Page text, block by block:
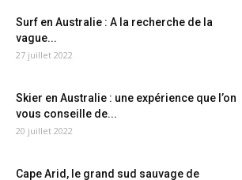
Surf en Australie : A la recherche de la
vague...
27 juillet 2022
Skier en Australie : une expérience que l’on
vous conseille de...
20 juillet 2022
Cape Arid, le grand sud sauvage de